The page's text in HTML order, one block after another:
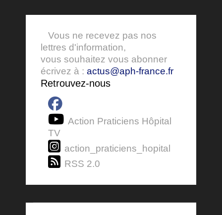
Vous ne recevez pas nos
lettres d'information,
vous souhaitez vous abonner
écrivez à : actus@aph-france.fr
Retrouvez-nous
Action Praticiens Hôpital
TV
action_praticiens_hopital
RSS 2.0